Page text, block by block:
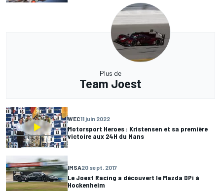
Plus de
Team Joest
WEC11 juin 2022
Motorsport Heroes : Kristensen et sa première
victoire aux 24H du Mans
IMSA20 sept. 2017
Le Joest Racing a découvert le Mazda DPi à
Hockenheim